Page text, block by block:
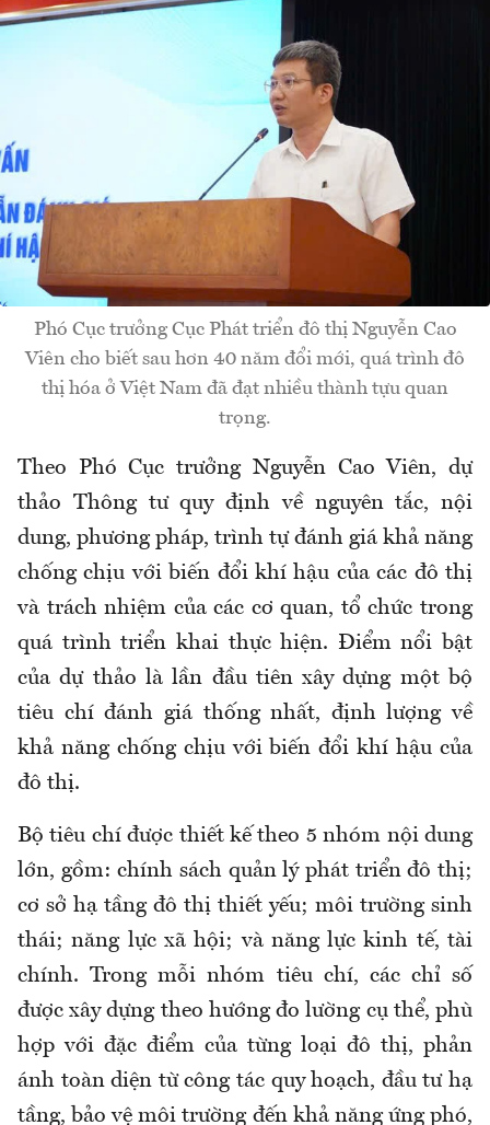
Phó Cục trưởng Cục Phát triển đô thị Nguyễn Cao
Viên cho biết sau hơn 40 năm đổi mới, quá trình đô
thị hóa ở Việt Nam đã đạt nhiều thành tựu quan
trọng.
Theo Phó Cục trưởng Nguyễn Cao Viên, dự
thảo Thông tư quy định về nguyên tắc, nội
dung, phương pháp, trình tự đánh giá khả năng
chống chịu với biến đổi khí hậu của các đô thị
và trách nhiệm của các cơ quan, tổ chức trong
quá trình triển khai thực hiện. Điểm nổi bật
của dự thảo là lần đầu tiên xây dựng một bộ
tiêu chí đánh giá thống nhất, định lượng về
khả năng chống chịu với biến đổi khí hậu của
đô thị.
Bộ tiêu chí được thiết kế theo 5 nhóm nội dung
lớn, gồm: chính sách quản lý phát triển đô thị;
cơ sở hạ tầng đô thị thiết yếu; môi trường sinh
thái; năng lực xã hội; và năng lực kinh tế, tài
chính. Trong mỗi nhóm tiêu chí, các chỉ số
được xây dựng theo hướng đo lường cụ thể, phù
hợp với đặc điểm của từng loại đô thị, phản
ánh toàn diện từ công tác quy hoạch, đầu tư hạ
tầng, bảo vệ môi trường đến khả năng ứng phó,